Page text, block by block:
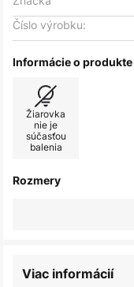
Číslo výrobku:
Informácie o produkte
Žiarovka
nie je
súčasťou
balenia
Rozmery
Viac informácií